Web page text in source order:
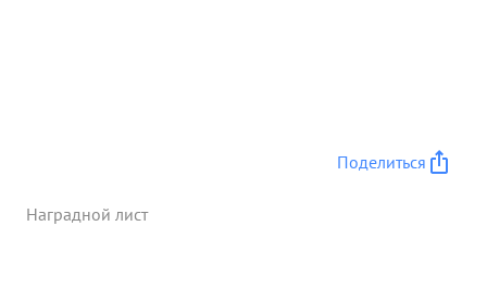
Поделиться
Наградной лист